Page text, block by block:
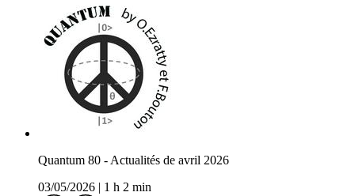
Quantum 80 - Actualités de avril 2026
03/05/2026
1 h 2 min